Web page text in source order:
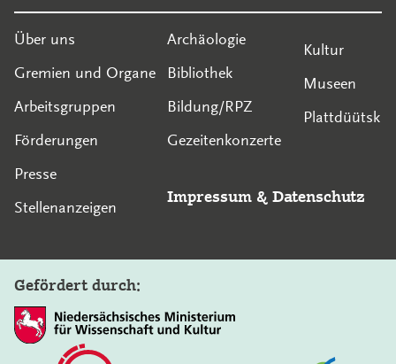
Über uns
Gremien und Organe
Arbeitsgruppen
Förderungen
Presse
Stellenanzeigen
Archäologie
Bibliothek
Bildung/RPZ
Gezeitenkonzerte
Kultur
Museen
Plattdüütsk
Impressum & Datenschutz
Gefördert durch: